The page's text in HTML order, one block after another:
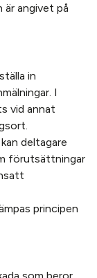
är angivet på
in
I
vid annat
deltagare
förutsättningar
principen
som beror